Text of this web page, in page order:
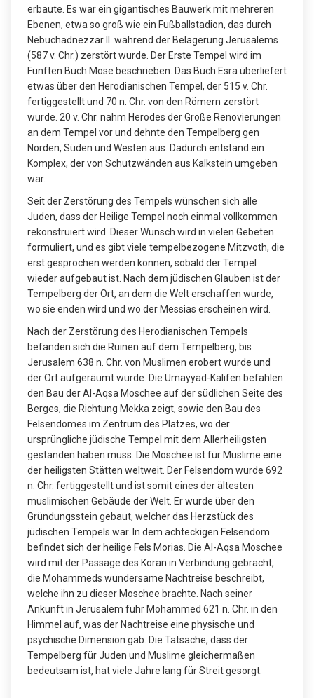
erbaute. Es war ein gigantisches Bauwerk mit mehreren
Ebenen, etwa so groß wie ein Fußballstadion, das durch
Nebuchadnezzar II. während der Belagerung Jerusalems
(587 v. Chr.) zerstört wurde. Der Erste Tempel wird im
Fünften Buch Mose beschrieben. Das Buch Esra überliefert
etwas über den Herodianischen Tempel, der 515 v. Chr.
fertiggestellt und 70 n. Chr. von den Römern zerstört
wurde. 20 v. Chr. nahm Herodes der Große Renovierungen
an dem Tempel vor und dehnte den Tempelberg gen
Norden, Süden und Westen aus. Dadurch entstand ein
Komplex, der von Schutzwänden aus Kalkstein umgeben
war.
Seit der Zerstörung des Tempels wünschen sich alle
Juden, dass der Heilige Tempel noch einmal vollkommen
rekonstruiert wird. Dieser Wunsch wird in vielen Gebeten
formuliert, und es gibt viele tempelbezogene Mitzvoth, die
erst gesprochen werden können, sobald der Tempel
wieder aufgebaut ist. Nach dem jüdischen Glauben ist der
Tempelberg der Ort, an dem die Welt erschaffen wurde,
wo sie enden wird und wo der Messias erscheinen wird.
Nach der Zerstörung des Herodianischen Tempels
befanden sich die Ruinen auf dem Tempelberg, bis
Jerusalem 638 n. Chr. von Muslimen erobert wurde und
der Ort aufgeräumt wurde. Die Umayyad-Kalifen befahlen
den Bau der Al-Aqsa Moschee auf der südlichen Seite des
Berges, die Richtung Mekka zeigt, sowie den Bau des
Felsendomes im Zentrum des Platzes, wo der
ursprüngliche jüdische Tempel mit dem Allerheiligsten
gestanden haben muss. Die Moschee ist für Muslime eine
der heiligsten Stätten weltweit. Der Felsendom wurde 692
n. Chr. fertiggestellt und ist somit eines der ältesten
muslimischen Gebäude der Welt. Er wurde über den
Gründungsstein gebaut, welcher das Herzstück des
jüdischen Tempels war. In dem achteckigen Felsendom
befindet sich der heilige Fels Morias. Die Al-Aqsa Moschee
wird mit der Passage des Koran in Verbindung gebracht,
die Mohammeds wundersame Nachtreise beschreibt,
welche ihn zu dieser Moschee brachte. Nach seiner
Ankunft in Jerusalem fuhr Mohammed 621 n. Chr. in den
Himmel auf, was der Nachtreise eine physische und
psychische Dimension gab. Die Tatsache, dass der
Tempelberg für Juden und Muslime gleichermaßen
bedeutsam ist, hat viele Jahre lang für Streit gesorgt.